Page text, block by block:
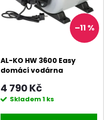
–11 %
AL-KO HW 3600 Easy
domácí vodárna
4 790 Kč
Skladem1 ks